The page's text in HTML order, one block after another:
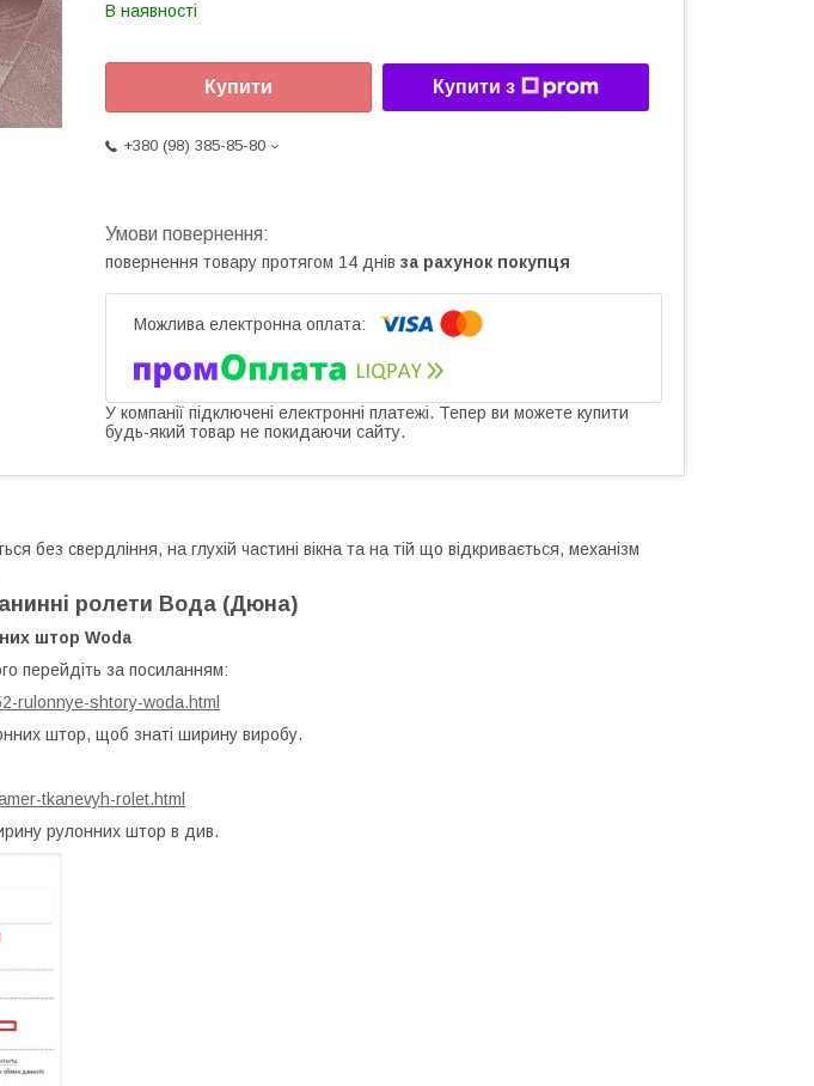
В наявності
Купити Купити з
+380 (98) 385-85-80
повернення товару протягом 14 днів за рахунок покупця
У компанії підключені електронні платежі. Тепер ви можете купити
будь-який товар не покидаючи сайту.
без свердління, на глухій частині вікна та на тій що відкривається, механізм
ролети Вода (Дюна)
штор Woda
перейдіть за посиланням:
rulonnye-shtory-woda.html
штор, щоб знаті ширину виробу.
tkanevyh-rolet.html
рулонних штор в див.